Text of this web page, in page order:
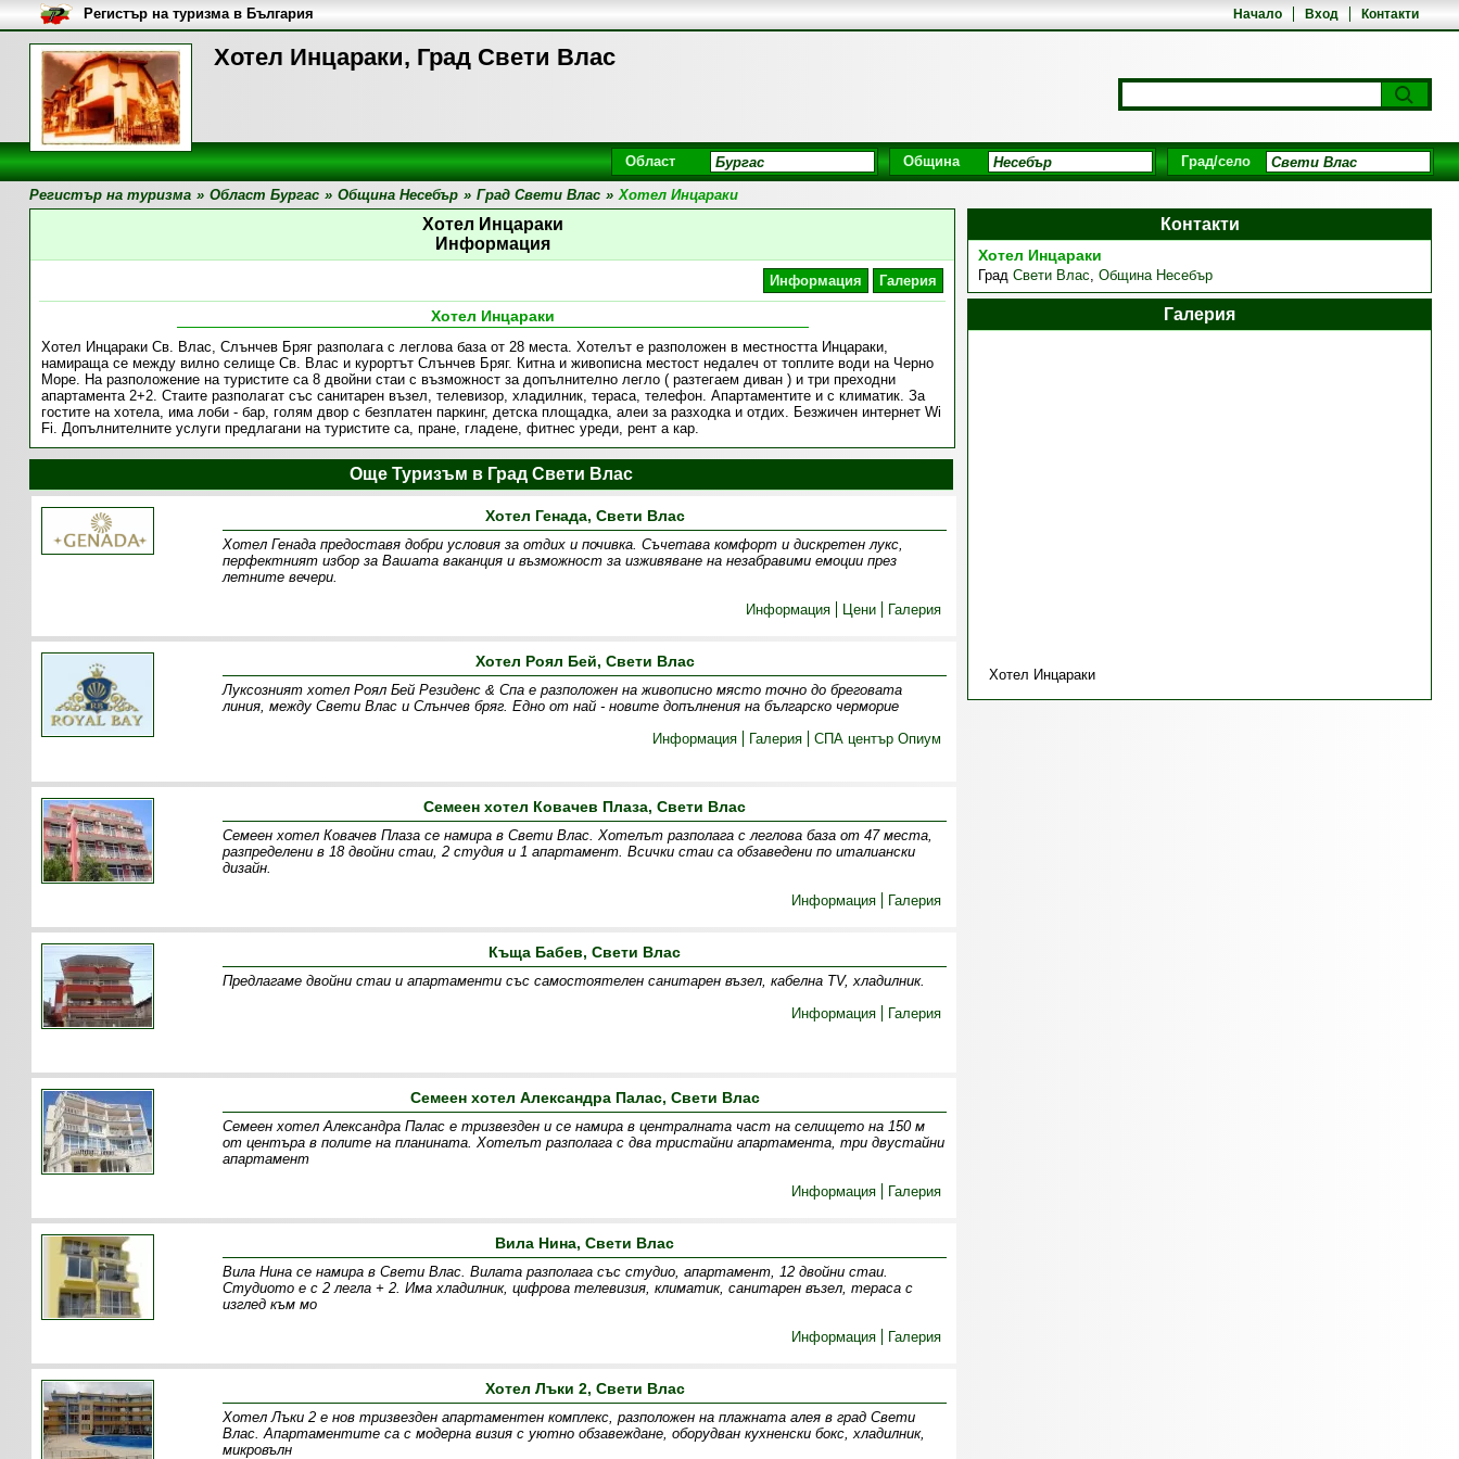
Хотел Инцараки, Град Свети Влас
Начало Вход Контакти
Регистър на туризма в България
Област Община Град/село
Регистър на туризма » Област Бургас » Община Несебър » Град Свети Влас » Хотел Инцараки
Хотел Инцараки
Информация
Информация Галерия
Хотел Инцараки
Хотел Инцараки Св. Влас, Слънчев Бряг разполага с леглова база от 28 места. Хотелът е разположен в местността Инцараки,
намираща се между вилно селище Св. Влас и курортът Слънчев Бряг. Китна и живописна местост недалеч от топлите води на Черно
Море. На разположение на туристите са 8 двойни стаи с възможност за допълнително легло ( разтегаем диван ) и три преходни
апартамента 2+2. Стаите разполагат със санитарен възел, телевизор, хладилник, тераса, телефон. Апартаментите и с климатик. За
гостите на хотела, има лоби - бар, голям двор с безплатен паркинг, детска площадка, алеи за разходка и отдих. Безжичен интернет Wi
Fi. Допълнителните услуги предлагани на туристите са, пране, гладене, фитнес уреди, рент а кар.
Контакти
Хотел Инцараки
Град Свети Влас, Община Несебър
Галерия
Хотел Инцараки
Още Туризъм в Град Свети Влас
Хотел Генада, Свети Влас
Хотел Генада предоставя добри условия за отдих и почивка. Съчетава комфорт и дискретен лукс,
перфектният избор за Вашата ваканция и възможност за изживяване на незабравими емоции през
летните вечери.
Информация
Цени Галерия
Хотел Роял Бей, Свети Влас
Луксозният хотел Роял Бей Резиденс & Спа е разположен на живописно място точно до бреговата
линия, между Свети Влас и Слънчев бряг. Едно от най - новите допълнения на българско черморие
Информация
Галерия СПА център Опиум
Семеен хотел Ковачев Плаза, Свети Влас
Семеен хотел Ковачев Плаза се намира в Свети Влас. Хотелът разполага с леглова база от 47 места,
разпределени в 18 двойни стаи, 2 студия и 1 апартамент. Всички стаи са обзаведени по италиански
дизайн.
Информация
Галерия
Къща Бабев, Свети Влас
Предлагаме двойни стаи и апартаменти със самостоятелен санитарен възел, кабелна TV, хладилник.
Информация
Галерия
Семеен хотел Александра Палас, Свети Влас
Семеен хотел Александра Палас е тризвезден и се намира в централната част на селището на 150 м
от центъра в полите на планината. Хотелът разполага с два тристайни апартамента, три двустайни
апартамент
Информация
Галерия
Вила Нина, Свети Влас
Вила Нина се намира в Свети Влас. Вилата разполага със студио, апартамент, 12 двойни стаи.
Студиото е с 2 легла + 2. Има хладилник, цифрова телевизия, климатик, санитарен възел, тераса с
изглед към мо
Информация
Галерия
Хотел Лъки 2, Свети Влас
Хотел Лъки 2 е нов тризвезден апартаментен комплекс, разположен на плажната алея в град Свети
Влас. Апартаментите са с модерна визия с уютно обзавеждане, оборудван кухненски бокс, хладилник,
микровълн